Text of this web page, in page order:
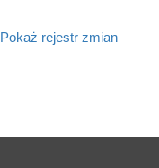
Pokaż rejestr zmian